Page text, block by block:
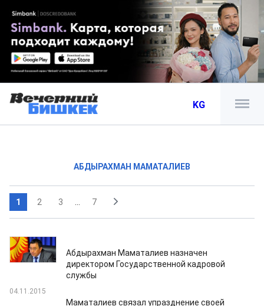
KG
АБДЫРАХМАН МАМАТАЛИЕВ
1 2 3 7
22.10.2020
Абдырахман Маматалиев назначен
директором Государственной кадровой
службы
04.11.2015
Маматалиев связал упразднение своей